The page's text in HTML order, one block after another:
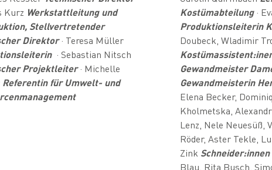
Kurz Werkstattleitung und
Stellvertretender
Direktor· Teresa Müller
· Sebastian Nitsch
Projektleiter· Michelle
Referentin für Umwelt- und
Kostümabteilung·
Produktionsleiterin
Doubeck, Wladimir
Gewandmeister
Gewandmeisterin
Elena Becker,
Kholmetska,
Lenz, Nele Neuesüß,
Röder, Aster Tekle,
Zink Schneider:innen
Blau, Rita Busch,